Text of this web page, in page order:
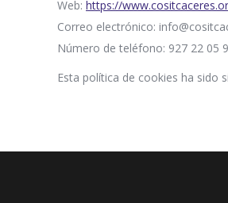
Web: https://
Correo electrónico:
Número de teléfono: 927 22 05
Esta política de cookies ha sido